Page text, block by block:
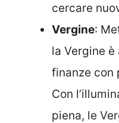
cercare
Vergine:
la Vergine
finanze con
Con
piena, le